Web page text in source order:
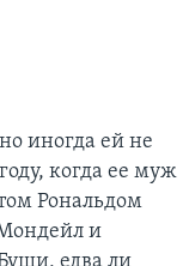
иногда ей не
когда ее муж
Рональдом
и